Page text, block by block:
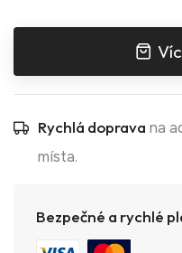
Rychlá doprava na
místa.
Bezpečné a rychlé